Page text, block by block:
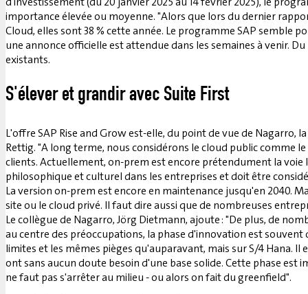
importance élevée ou moyenne. "Alors que lors du dernier
Cloud, elles sont 38 % cette année. Le programme SAP semble
une annonce officielle est attendue dans les semaines à venir.
existants.
S'élever et grandir avec Suite First
L'offre SAP Rise and Grow est-elle, du point de vue de Nagarro,
Rettig. "A long terme, nous considérons le cloud public comme
clients. Actuellement, on-prem est encore prétendument la
philosophique et culturel dans les entreprises et doit être
La version on-prem est encore en maintenance jusqu'en 2040.
site ou le cloud privé. Il faut dire aussi que de nombreuses
Le collègue de Nagarro, Jörg Dietmann, ajoute : "De plus, de
au centre des préoccupations, la phase d'innovation est
limites et les mêmes pièges qu'auparavant, mais sur S/4 Hana.
ont sans aucun doute besoin d'une base solide. Cette phase
ne faut pas s'arrêter au milieu - ou alors on fait du greenfield".